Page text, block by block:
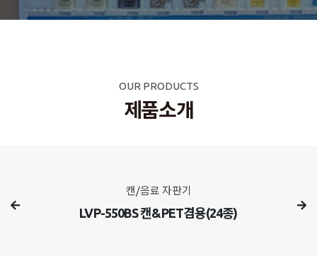
OUR PRODUCTS
제품소개
LVP-550BS 캔&PET겸용(24종)
캔/음료 자판기